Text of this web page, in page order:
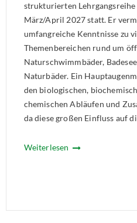
strukturierten
März/April 2027 statt. Er
umfangreiche Kenntnisse zu
Themenbereichen rund um
Naturschwimmbäder,
Naturbäder. Ein
den biologischen,
chemischen Abläufen und
da diese großen Einfluss auf
Weiterlesen